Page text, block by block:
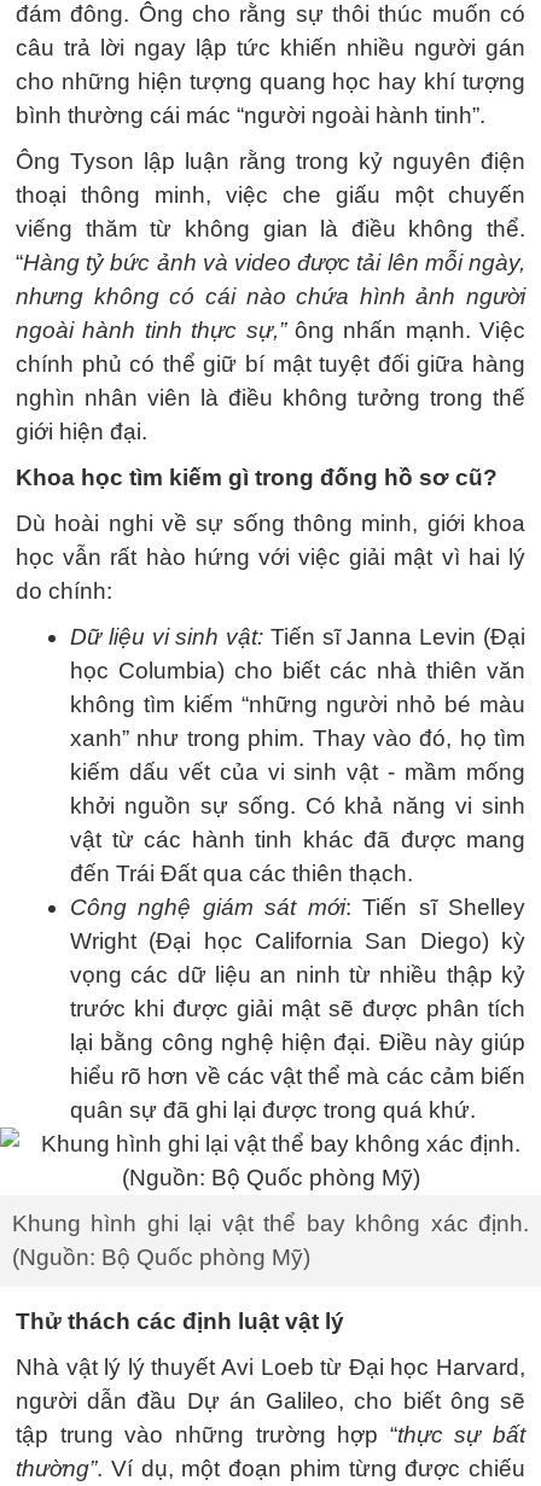
đám đông. Ông cho rằng sự thôi thúc muốn có
câu trả lời ngay lập tức khiến nhiều người gán
cho những hiện tượng quang học hay khí tượng
bình thường cái mác “người ngoài hành tinh”.
Ông Tyson lập luận rằng trong kỷ nguyên điện
thoại thông minh, việc che giấu một chuyến
viếng thăm từ không gian là điều không thể.
“Hàng tỷ bức ảnh và video được tải lên mỗi ngày,
nhưng không có cái nào chứa hình ảnh người
ngoài hành tinh thực sự,”ông nhấn mạnh. Việc
chính phủ có thể giữ bí mật tuyệt đối giữa hàng
nghìn nhân viên là điều không tưởng trong thế
giới hiện đại.
Khoa học tìm kiếm gì trong đống hồ sơ cũ?
Dù hoài nghi về sự sống thông minh, giới khoa
học vẫn rất hào hứng với việc giải mật vì hai lý
do chính:
Dữ liệu vi sinh vật: Tiến sĩ Janna Levin (Đại
học Columbia) cho biết các nhà thiên văn
không tìm kiếm “những người nhỏ bé màu
xanh” như trong phim. Thay vào đó, họ tìm
kiếm dấu vết của vi sinh vật - mầm mống
khởi nguồn sự sống. Có khả năng vi sinh
vật từ các hành tinh khác đã được mang
đến Trái Đất qua các thiên thạch.
Công nghệ giám sát mới: Tiến sĩ Shelley
Wright (Đại học California San Diego) kỳ
vọng các dữ liệu an ninh từ nhiều thập kỷ
trước khi được giải mật sẽ được phân tích
lại bằng công nghệ hiện đại. Điều này giúp
hiểu rõ hơn về các vật thể mà các cảm biến
quân sự đã ghi lại được trong quá khứ.
Khung hình ghi lại vật thể bay không xác định.
(Nguồn: Bộ Quốc phòng Mỹ)
Thử thách các định luật vật lý
Nhà vật lý lý thuyết Avi Loeb từ Đại học Harvard,
người dẫn đầu Dự án Galileo, cho biết ông sẽ
tập trung vào những trường hợp “thực sự bất
thường”. Ví dụ, một đoạn phim từng được chiếu